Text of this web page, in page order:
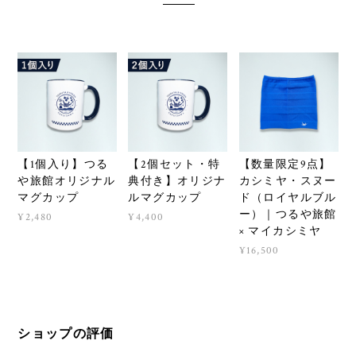
【1個入り】つる
や旅館オリジナル
マグカップ
¥2,480
【2個セット・特
典付き】オリジナ
ルマグカップ
¥4,400
【数量限定9点】
カシミヤ・スヌー
ド（ロイヤルブル
ー）｜つるや旅館
× マイカシミヤ
¥16,500
ショップの評価